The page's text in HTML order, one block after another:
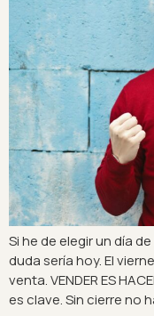
Si he de elegir un día
duda sería hoy. El
venta. VENDER ES
es clave. Sin cierre no